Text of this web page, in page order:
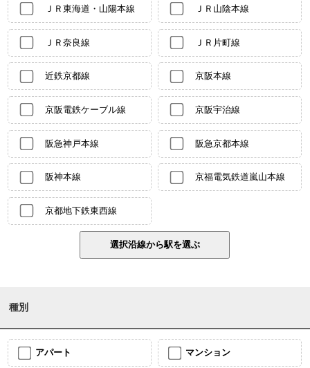
ＪＲ東海道・山陽本線 ＪＲ山陰本線
ＪＲ奈良線 ＪＲ片町線
近鉄京都線 京阪本線
京阪電鉄ケーブル線 京阪宇治線
阪急神戸本線 阪急京都本線
阪神本線 京福電気鉄道嵐山本線
京都地下鉄東西線
種別
アパート マンション